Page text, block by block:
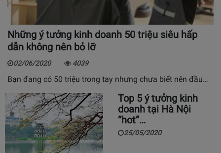
Những ý tưởng kinh doanh 50 triệu siêu hấp
dẫn không nên bỏ lỡ
02/06/2020 4039
Bạn đang có 50 triệu trong tay nhưng chưa biết nên đầu…
Top 5 ý tưởng kinh
doanh tại Hà Nội
“hot”…
25/05/2020